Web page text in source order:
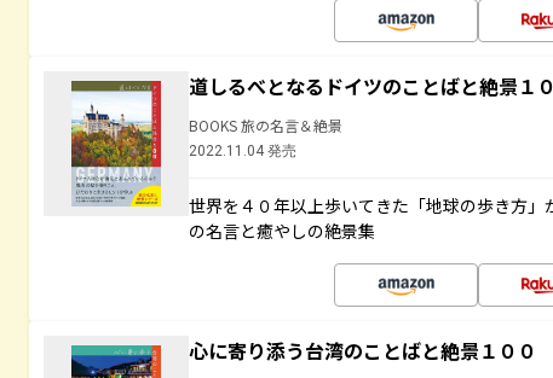
道しるべとなるドイツのことばと絶景１
BOOKS 旅の名言＆絶景
2022.11.04 発売
世界を４０年以上歩いてきた「地球の歩き方
の名言と癒やしの絶景集
心に寄り添う台湾のことばと絶景１００